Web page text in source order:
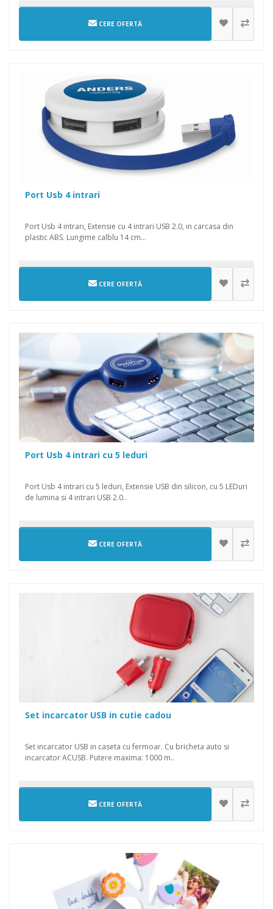
CERE OFERTĂ
Port Usb 4 intrari
Port Usb 4 intrari, Extensie cu 4 intrari USB 2.0, in carcasa din
plastic ABS. Lungime calblu 14 cm...
CERE OFERTĂ
Port Usb 4 intrari cu 5 leduri
Port Usb 4 intrari cu 5 leduri, Extensie USB din silicon, cu 5 LEDuri
de lumina si 4 intrari USB 2.0..
CERE OFERTĂ
Set incarcator USB in cutie cadou
Set incarcator USB in caseta cu fermoar. Cu bricheta auto si
incarcator ACUSB. Putere maxima: 1000 m..
CERE OFERTĂ